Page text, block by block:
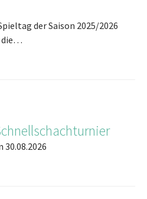
der Saison 2025/2026
die…